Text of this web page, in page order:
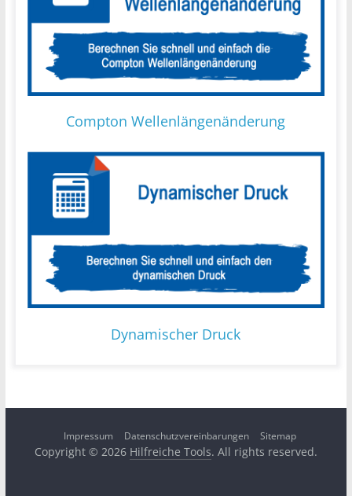
Compton Wellenlängenänderung
Dynamischer Druck
Impressum Datenschutzvereinbarungen Sitemap
Copyright © 2026 Hilfreiche Tools. All rights reserved.